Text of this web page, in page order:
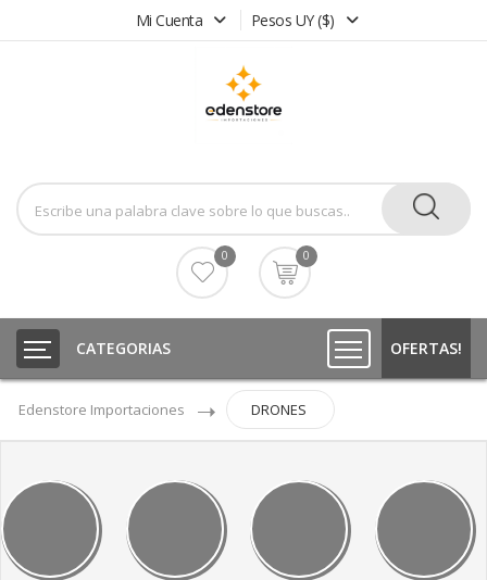
Mi Cuenta Pesos UY ($)
0 0
OFERTAS!
CATEGORIAS
Edenstore Importaciones DRONES